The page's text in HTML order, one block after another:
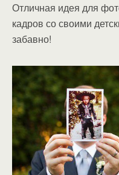
Отличная идея для
кадров со своими
забавно!